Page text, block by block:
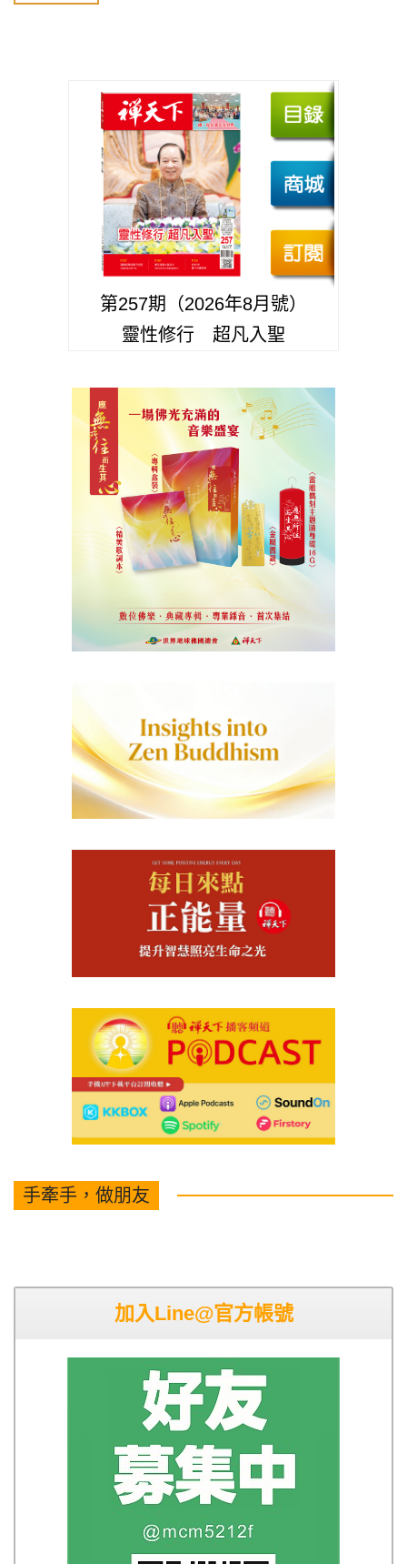
第257期（2026年8月號）
靈性修行 超凡入聖
手牽手，做朋友
加入Line@官方帳號